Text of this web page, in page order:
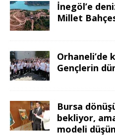
İnegöl’e
Millet
Orhaneli’de
Gençlerin
Bursa
bekliyor,
modeli